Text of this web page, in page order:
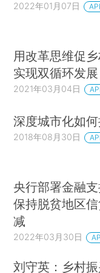
2022年01月07日
用改革思维促
实现双循环发展
2021年03月04日
深度城市化如
2018年08月30日
央行部署金融
保持脱贫地区
减
2022年03月30日
刘守英：乡村振